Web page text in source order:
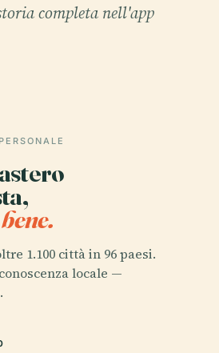
completa nell'app
1.100 città in 96 paesi.
locale —